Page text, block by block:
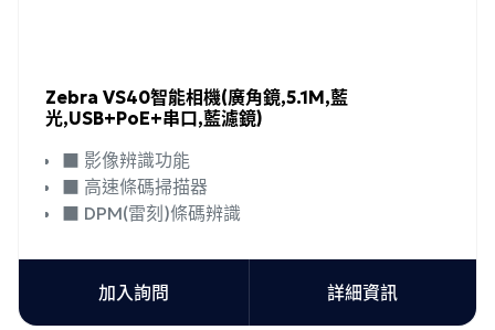
Zebra VS40智能相機(廣角鏡,5.1M,藍
光,USB+PoE+串口,藍濾鏡)
■ 影像辨識功能
■ 高速條碼掃描器
■ DPM(雷刻)條碼辨識
加入詢問 詳細資訊